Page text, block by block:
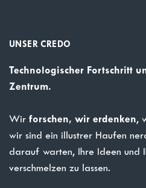
UNSER CREDO
Technologischer Fortschritt
Zentrum.
Wir forschen, wir erdenken,
wir sind ein illustrer Haufen
darauf warten, Ihre Ideen und
verschmelzen zu lassen.